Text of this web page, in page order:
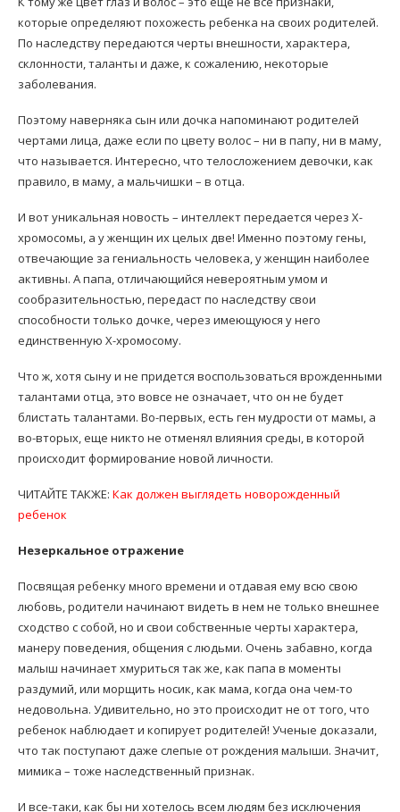
которые определяют похожесть ребенка на своих родителей.
По наследству передаются черты внешности, характера,
склонности, таланты и даже, к сожалению, некоторые
заболевания.
Поэтому наверняка сын или дочка напоминают родителей
чертами лица, даже если по цвету волос – ни в папу, ни в маму,
что называется. Интересно, что телосложением девочки, как
правило, в маму, а мальчишки – в отца.
И вот уникальная новость – интеллект передается через Х-
хромосомы, а у женщин их целых две! Именно поэтому гены,
отвечающие за гениальность человека, у женщин наиболее
активны. А папа, отличающийся невероятным умом и
сообразительностью, передаст по наследству свои
способности только дочке, через имеющуюся у него
единственную Х-хромосому.
Что ж, хотя сыну и не придется воспользоваться врожденными
талантами отца, это вовсе не означает, что он не будет
блистать талантами. Во-первых, есть ген мудрости от мамы, а
во-вторых, еще никто не отменял влияния среды, в которой
происходит формирование новой личности.
ЧИТАЙТЕ ТАКЖЕ: Как должен выглядеть новорожденный
ребенок
Незеркальное отражение
Посвящая ребенку много времени и отдавая ему всю свою
любовь, родители начинают видеть в нем не только внешнее
сходство с собой, но и свои собственные черты характера,
манеру поведения, общения с людьми. Очень забавно, когда
малыш начинает хмуриться так же, как папа в моменты
раздумий, или морщить носик, как мама, когда она чем-то
недовольна. Удивительно, но это происходит не от того, что
ребенок наблюдает и копирует родителей! Ученые доказали,
что так поступают даже слепые от рождения малыши. Значит,
мимика – тоже наследственный признак.
И все-таки, как бы ни хотелось всем людям без исключения